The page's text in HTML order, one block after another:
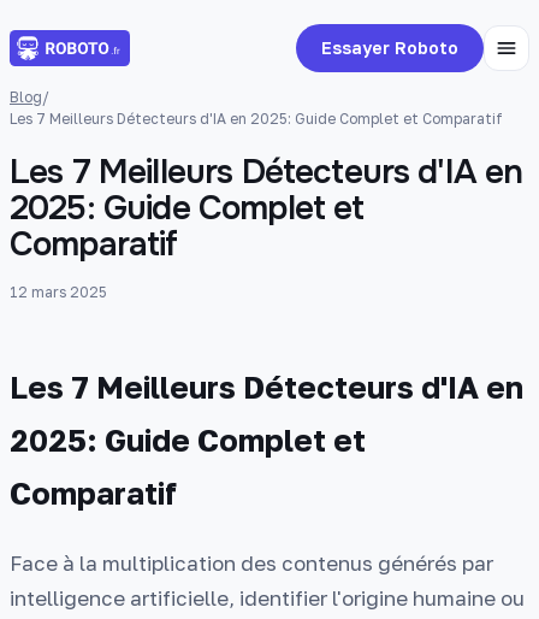
Essayer Roboto
Blog/
Les 7 Meilleurs Détecteurs d'IA en 2025: Guide Complet et Comparatif
Les 7 Meilleurs Détecteurs d'IA en
2025: Guide Complet et
Comparatif
12 mars 2025
Les 7 Meilleurs Détecteurs d'IA en
2025: Guide Complet et
Comparatif
Face à la multiplication des contenus générés par
intelligence artificielle, identifier l'origine humaine ou